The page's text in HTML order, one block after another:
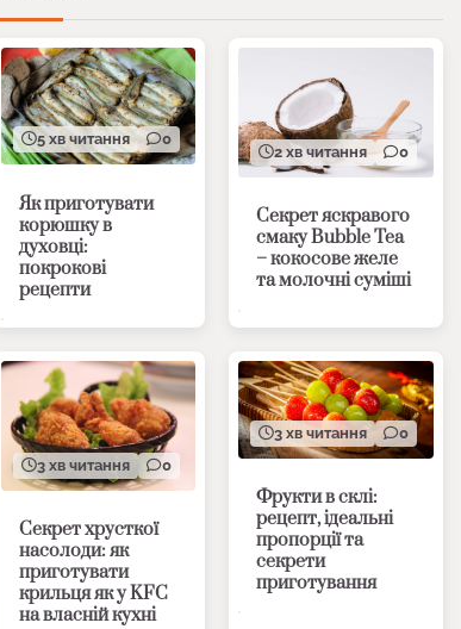
5 хв читання 0
Як приготувати
корюшку в
духовці:
покрокові
рецепти
2 хв читання 0
Секрет яскравого
смаку Bubble Tea
– кокосове желе
та молочні суміші
3 хв читання 0
Секрет хрусткої
насолоди: як
приготувати
крильця як у KFC
на власній кухні
3 хв читання 0
Фрукти в склі:
рецепт, ідеальні
пропорції та
секрети
приготування